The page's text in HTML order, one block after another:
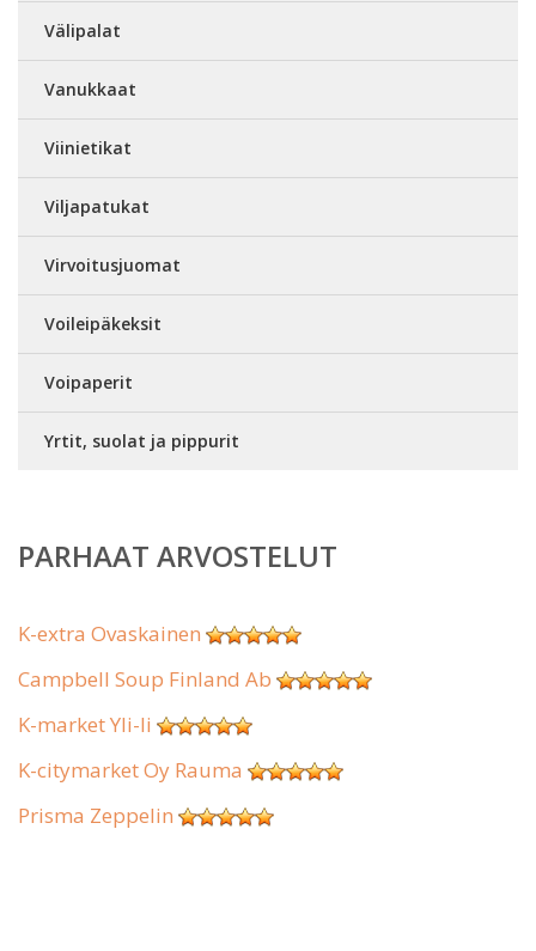
Välipalat
Vanukkaat
Viinietikat
Viljapatukat
Virvoitusjuomat
Voileipäkeksit
Voipaperit
Yrtit, suolat ja pippurit
PARHAAT ARVOSTELUT
K-extra Ovaskainen
Campbell Soup Finland Ab
K-market Yli-Ii
K-citymarket Oy Rauma
Prisma Zeppelin